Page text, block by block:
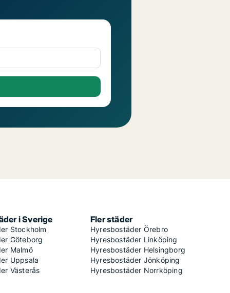
i Sverige
Stockholm
Göteborg
Malmö
Uppsala
Västerås
Fler städer
Hyresbostäder Örebro
Hyresbostäder Linköping
Hyresbostäder Helsingborg
Hyresbostäder Jönköping
Hyresbostäder Norrköping